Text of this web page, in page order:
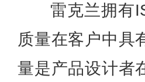
雷克兰拥有
质量在客户中具
量是产品设计者